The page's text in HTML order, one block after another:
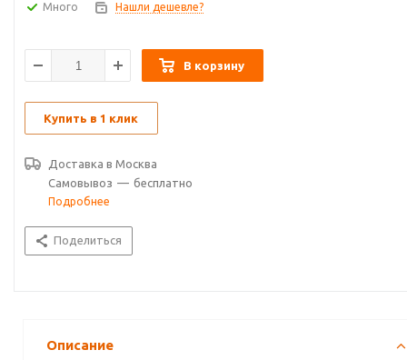
Много Нашли дешевле?
В корзину
Купить в 1 клик
Доставка в Москва
Самовывоз — бесплатно
Подробнее
Поделиться
Описание